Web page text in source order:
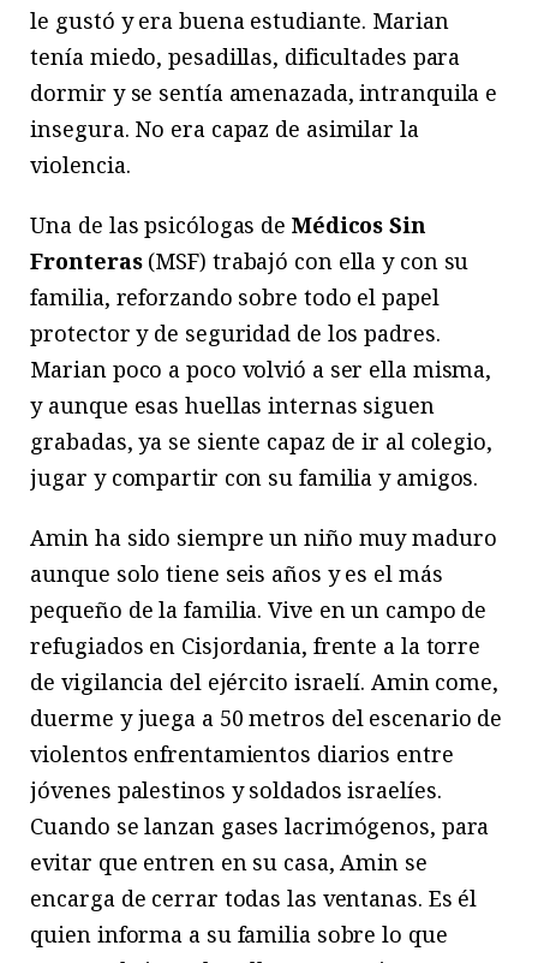
le gustó y era buena estudiante. Marian
tenía miedo, pesadillas, dificultades para
dormir y se sentía amenazada, intranquila e
insegura. No era capaz de asimilar la
violencia.
Una de las psicólogas de Médicos Sin
Fronteras(MSF) trabajó con ella y con su
familia, reforzando sobre todo el papel
protector y de seguridad de los padres.
Marian poco a poco volvió a ser ella misma,
y aunque esas huellas internas siguen
grabadas, ya se siente capaz de ir al colegio,
jugar y compartir con su familia y amigos.
Amin ha sido siempre un niño muy maduro
aunque solo tiene seis años y es el más
pequeño de la familia. Vive en un campo de
refugiados en Cisjordania, frente a la torre
de vigilancia del ejército israelí. Amin come,
duerme y juega a 50 metros del escenario de
violentos enfrentamientos diarios entre
jóvenes palestinos y soldados israelíes.
Cuando se lanzan gases lacrimógenos, para
evitar que entren en su casa, Amin se
encarga de cerrar todas las ventanas. Es él
quien informa a su familia sobre lo que